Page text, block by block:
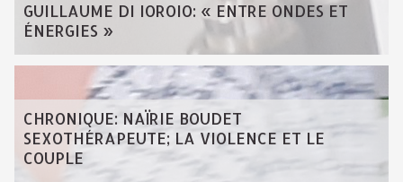
GUILLAUME DI IOROIO: « ENTRE ONDES ET
ÉNERGIES »
CHRONIQUE: NAÏRIE BOUDET
SEXOTHÉRAPEUTE; LA VIOLENCE ET LE
COUPLE